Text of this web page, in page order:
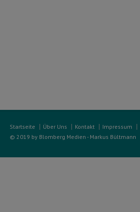
Startseite Über Uns Kontakt Impressum
© 2019 by Blomberg Medien - Markus Bültmann